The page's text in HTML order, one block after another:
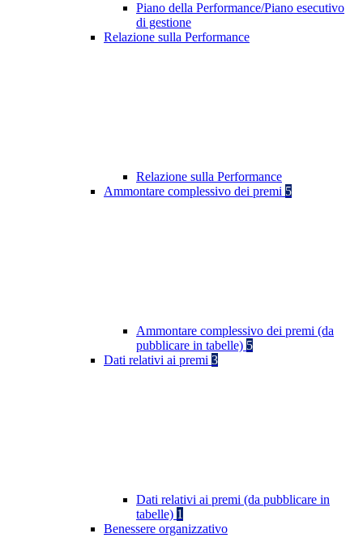
Piano della Performance/Piano esecutivo
di gestione
Relazione sulla Performance
Relazione sulla Performance
Ammontare complessivo dei premi 5
Ammontare complessivo dei premi (da
pubblicare in tabelle) 5
Dati relativi ai premi 3
Dati relativi ai premi (da pubblicare in
tabelle) 1
Benessere organizzativo